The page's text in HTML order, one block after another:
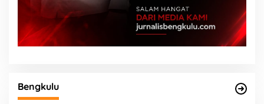
Bengkulu